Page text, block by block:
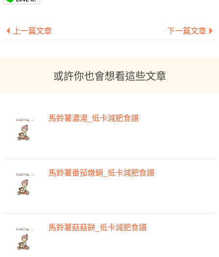
上一篇文章 下一篇文章
或許你也會想看這些文章
馬鈴薯濃湯_低卡減肥食譜
馬鈴薯番茄燉鍋_低卡減肥食譜
馬鈴薯菇菇餅_低卡減肥食譜